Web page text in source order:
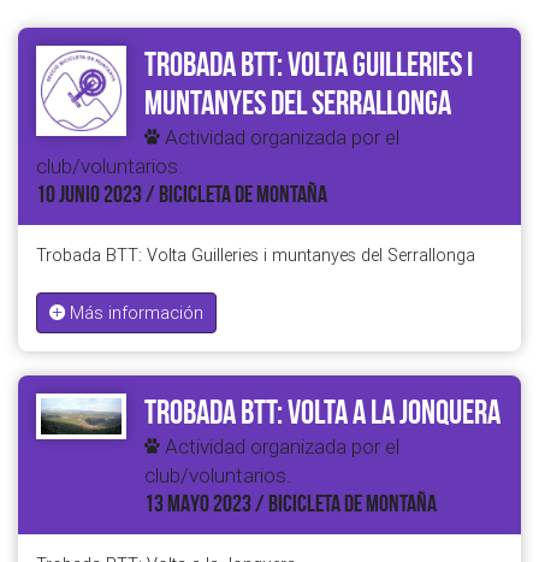
Trobada BTT: Volta Guilleries i
muntanyes del Serrallonga
Actividad organizada por el
club/voluntarios.
10 JUNIO 2023 / BICICLETA DE MONTAÑA
Trobada BTT: Volta Guilleries i muntanyes del Serrallonga
Más información
Trobada BTT: Volta a la Jonquera
Actividad organizada por el
club/voluntarios.
13 MAYO 2023 / BICICLETA DE MONTAÑA